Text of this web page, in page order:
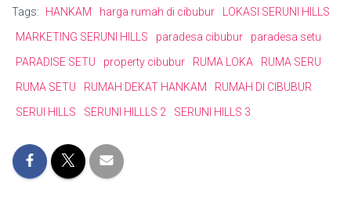
Tags: HANKAM harga rumah di cibubur
LOKASI SERUNI HILLS
MARKETING SERUNI HILLS
paradesa cibubur
paradesa setu
PARADISE SETU
property cibubur RUMA LOKA
RUMA SERU
RUMA SETU
RUMAH DEKAT HANKAM
RUMAH DI CIBUBUR
SERUI HILLS
SERUNI HILLLS 2 SERUNI HILLS 3